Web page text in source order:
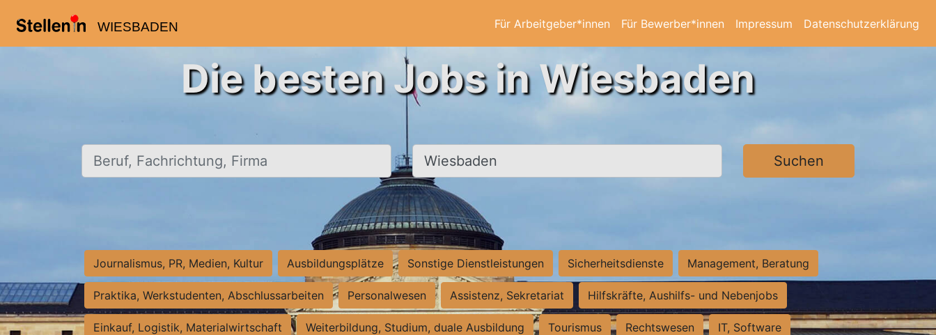
WIESBADEN Für Arbeitgeber*innen Für Bewerber*innen Impressum Datenschutzerklärung
Die besten Jobs in Wiesbaden
Beruf, Fachrichtung, Firma Ort, Stadt Suchen
Journalismus, PR, Medien, Kultur Ausbildungsplätze Sonstige Dienstleistungen Sicherheitsdienste Management, Beratung
Praktika, Werkstudenten, Abschlussarbeiten Personalwesen Assistenz, Sekretariat Hilfskräfte, Aushilfs- und Nebenjobs
Einkauf, Logistik, Materialwirtschaft Weiterbildung, Studium, duale Ausbildung Tourismus Rechtswesen IT, Software